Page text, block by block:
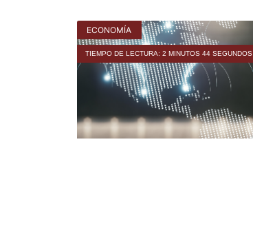
ECONOMÍA
TIEMPO DE LECTURA: 2 MINUTOS 44 SEGUNDOS